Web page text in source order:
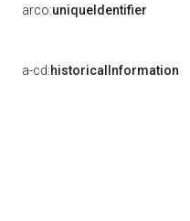
arco:uniqueIdentifier
a-cd:historicalInformation